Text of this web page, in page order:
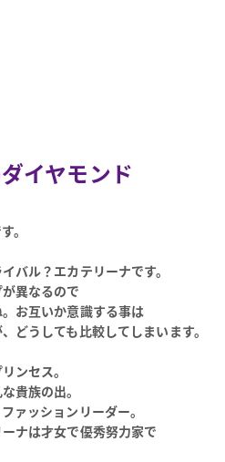
イヤモンド
。
バル？エカテリーナです。
異なるので
お互いか意識する事は
どうしても比較してしまいます。
ンセス。
貴族の出。
ァッションリーダー。
ナは才女で優秀努力家で